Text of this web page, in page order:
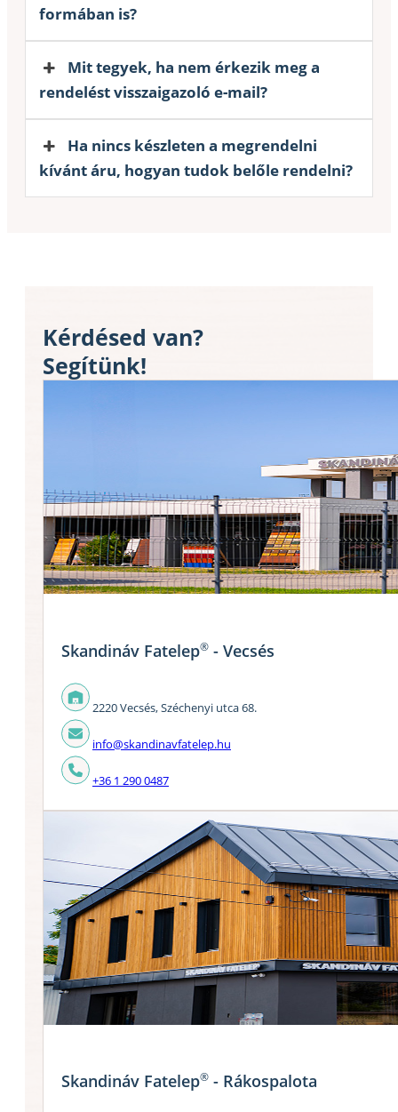
formában is?
Mit tegyek, ha nem érkezik meg a
rendelést visszaigazoló e-mail?
Ha nincs készleten a megrendelni
kívánt áru, hogyan tudok belőle rendelni?
Kérdésed van?
Segítünk!
Skandináv Fatelep® - Vecsés
2220 Vecsés, Széchenyi utca 68.
info@skandinavfatelep.hu
+36 1 290 0487
Skandináv Fatelep® - Rákospalota